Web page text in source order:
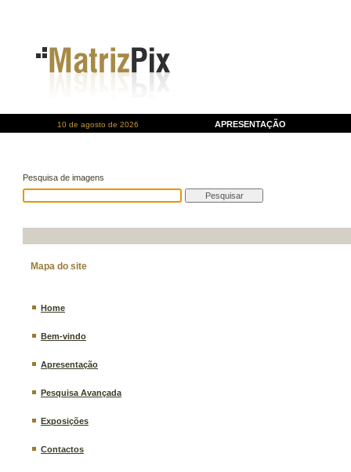
10 de agosto de 2026 APRESENTAÇÃO
Pesquisa de imagens
Mapa do site
Home
Bem-vindo
Apresentação
Pesquisa Avançada
Exposições
Contactos